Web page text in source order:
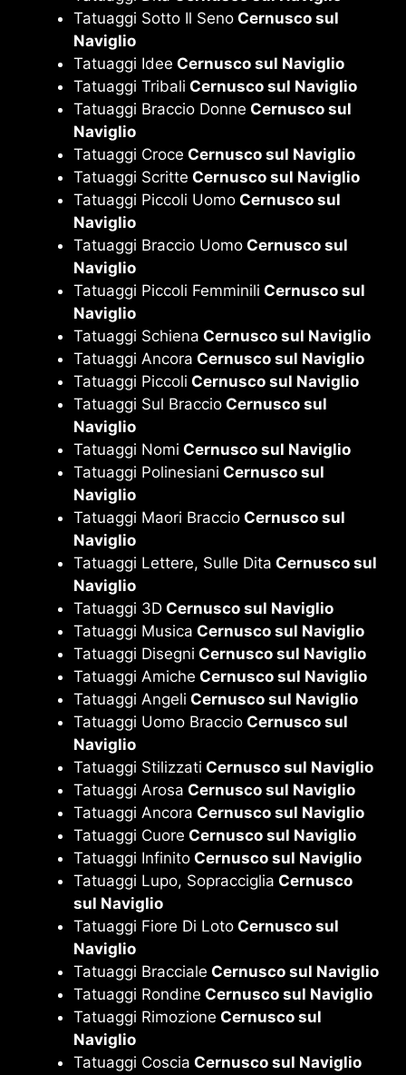
Tatuaggi Sotto Il Seno Cernusco sul
Naviglio
Tatuaggi Idee Cernusco sul Naviglio
Tatuaggi Tribali Cernusco sul Naviglio
Tatuaggi Braccio Donne Cernusco sul
Naviglio
Tatuaggi Croce Cernusco sul Naviglio
Tatuaggi Scritte Cernusco sul Naviglio
Tatuaggi Piccoli Uomo Cernusco sul
Naviglio
Tatuaggi Braccio Uomo Cernusco sul
Naviglio
Tatuaggi Piccoli Femminili Cernusco sul
Naviglio
Tatuaggi Schiena Cernusco sul Naviglio
Tatuaggi Ancora Cernusco sul Naviglio
Tatuaggi Piccoli Cernusco sul Naviglio
Tatuaggi Sul Braccio Cernusco sul
Naviglio
Tatuaggi Nomi Cernusco sul Naviglio
Tatuaggi Polinesiani Cernusco sul
Naviglio
Tatuaggi Maori Braccio Cernusco sul
Naviglio
Tatuaggi Lettere, Sulle Dita Cernusco sul
Naviglio
Tatuaggi 3D Cernusco sul Naviglio
Tatuaggi Musica Cernusco sul Naviglio
Tatuaggi Disegni Cernusco sul Naviglio
Tatuaggi Amiche Cernusco sul Naviglio
Tatuaggi Angeli Cernusco sul Naviglio
Tatuaggi Uomo Braccio Cernusco sul
Naviglio
Tatuaggi Stilizzati Cernusco sul Naviglio
Tatuaggi Arosa Cernusco sul Naviglio
Tatuaggi Ancora Cernusco sul Naviglio
Tatuaggi Cuore Cernusco sul Naviglio
Tatuaggi Infinito Cernusco sul Naviglio
Tatuaggi Lupo, Sopracciglia Cernusco
sul Naviglio
Tatuaggi Fiore Di Loto Cernusco sul
Naviglio
Tatuaggi Bracciale Cernusco sul Naviglio
Tatuaggi Rondine Cernusco sul Naviglio
Tatuaggi Rimozione Cernusco sul
Naviglio
Tatuaggi Coscia Cernusco sul Naviglio